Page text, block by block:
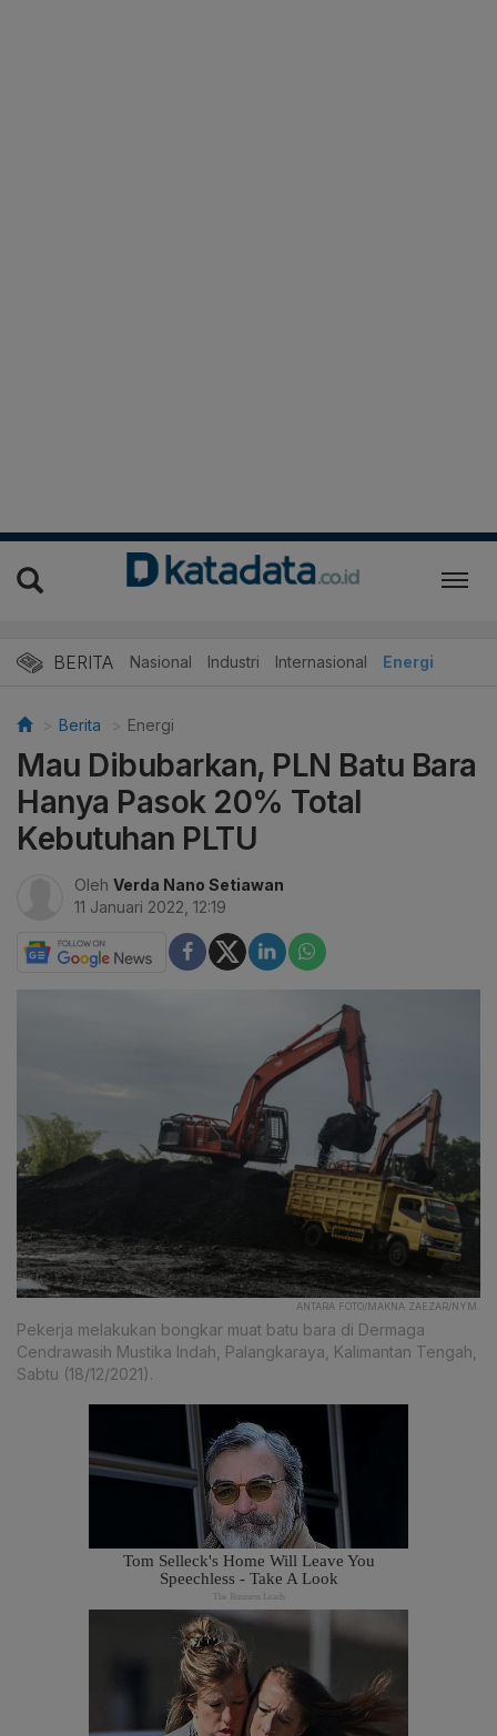
BERITA Nasional Industri Internasional Energi
Berita Energi
Mau Dibubarkan, PLN Batu Bara
Hanya Pasok 20% Total
Kebutuhan PLTU
Oleh Verda Nano Setiawan
11 Januari 2022, 12:19
ANTARA FOTO/MAKNA ZAEZAR/NYM.
Pekerja melakukan bongkar muat batu bara di Dermaga
Cendrawasih Mustika Indah, Palangkaraya, Kalimantan Tengah,
Sabtu (18/12/2021).